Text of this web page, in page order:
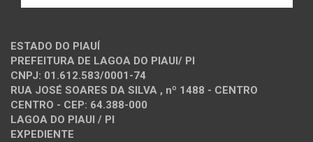
ESTADO DO PIAUÍ
PREFEITURA DE LAGOA DO PIAUI/ PI
CNPJ: 01.612.583/0001-74
RUA JOSÉ SOARES DA SILVA , nº 1488 - CENTRO
CENTRO - CEP: 64.388-000
LAGOA DO PIAUI / PI
EXPEDIENTE